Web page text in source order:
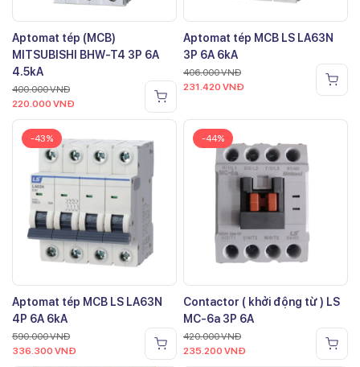
Aptomat tép (MCB)
MITSUBISHI BHW-T4 3P 6A
4.5kA
400.000VNĐ
220.000 VNĐ
Aptomat tép MCB LS LA63N
3P 6A 6kA
406.000VNĐ
231.420 VNĐ
-43%
Aptomat tép MCB LS LA63N
4P 6A 6kA
590.000VNĐ
336.300 VNĐ
-44%
Contactor ( khởi động từ ) LS
MC-6a 3P 6A
420.000VNĐ
235.200 VNĐ